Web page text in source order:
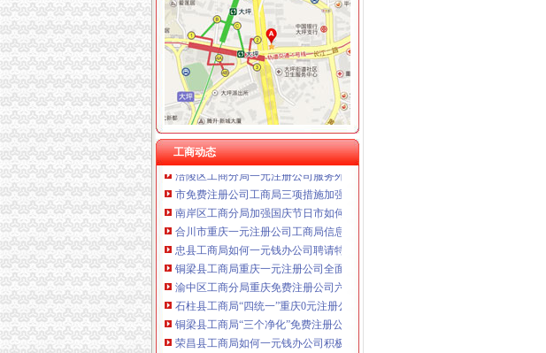
工商动态
万盛区工商分局重庆0元注册公司6.30任务完成情况
开县工商局免费注册公司采取四项措施确保中考高考顺利进行
经开区举行“诚信守约 无愧社会”重庆免费注册公司签名宣誓仪式
各区县局1元注册公司立足职能努力为建设社会主义新农村服务
江北局重庆一元注册公司结合验照工作进一步落实就业再就业优惠政策
高新区局重庆一元注册公司规范审批与巡查监管并重强化户外广告监管
2005年全市0元注册公司外商投资企业登记情况
万州局将实行“五分”重庆一元注册公司运行方式创新办公室工作
涪陵区工商分局一元注册公司服务外企受称赞
市免费注册公司工商局三项措施加强食品保鲜膜销售和使用管理
南岸区工商分局加强国庆节日市如何一元钱办公司场监管
合川市重庆一元注册公司工商局信息化应用大练兵以训促练见成效
忠县工商局如何一元钱办公司聘请特约工商员
铜梁县工商局重庆一元注册公司全面开展诚信兴商宣传月活动
渝中区工商分局重庆免费注册公司六项措施推动信用信息化操作应用大练兵
石柱县工商局“四统一”重庆0元注册公司确保月饼食品安全
铜梁县工商局“三个净化”免费注册公司整治校园周边环境
荣昌县工商局如何一元钱办公司积极引导促进个体私营经济发展
沙坪坝区工商分局0元注册公司积极开展信用信息化应用岗位大练兵